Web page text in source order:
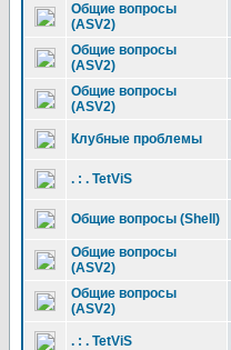
Общие вопросы
(ASV2)
Общие вопросы
(ASV2)
Общие вопросы
(ASV2)
Клубные проблемы
. : . TetViS
Общие вопросы (Shell)
Общие вопросы
(ASV2)
Общие вопросы
(ASV2)
. : . TetViS